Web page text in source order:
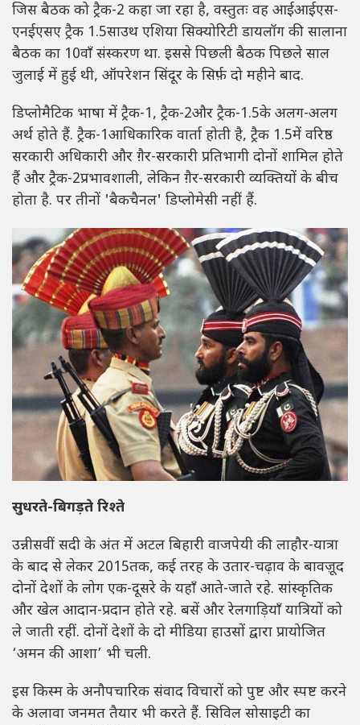
जिस बैठक को ट्रैक-2 कहा जा रहा है, वस्तुतः वह आईआईएस-
एनईएसए ट्रैक 1.5साउथ एशिया सिक्योरिटी डायलॉग की सालाना
बैठक का 10वाँ संस्करण था. इससे पिछली बैठक पिछले साल
जुलाई में हुई थी, ऑपरेशन सिंदूर के सिर्फ़ दो महीने बाद.
डिप्लोमैटिक भाषा में ट्रैक-1, ट्रैक-2और ट्रैक-1.5के अलग-अलग
अर्थ होते हैं. ट्रैक-1आधिकारिक वार्ता होती है, ट्रैक 1.5में वरिष्ठ
सरकारी अधिकारी और ग़ैर-सरकारी प्रतिभागी दोनों शामिल होते
हैं और ट्रैक-2प्रभावशाली, लेकिन ग़ैर-सरकारी व्यक्तियों के बीच
होता है. पर तीनों 'बैकचैनल' डिप्लोमेसी नहीं हैं.
सुधरते-बिगड़ते रिश्ते
उन्नीसवीं सदी के अंत में अटल बिहारी वाजपेयी की लाहौर-यात्रा
के बाद से लेकर 2015तक, कई तरह के उतार-चढ़ाव के बावज़ूद
दोनों देशों के लोग एक-दूसरे के यहाँ आते-जाते रहे. सांस्कृतिक
और खेल आदान-प्रदान होते रहे. बसें और रेलगाड़ियाँ यात्रियों को
ले जाती रहीं. दोनों देशों के दो मीडिया हाउसों द्वारा प्रायोजित
‘अमन की आशा’ भी चली.
इस किस्म के अनौपचारिक संवाद विचारों को पुष्ट और स्पष्ट करने
के अलावा जनमत तैयार भी करते हैं. सिविल सोसाइटी का